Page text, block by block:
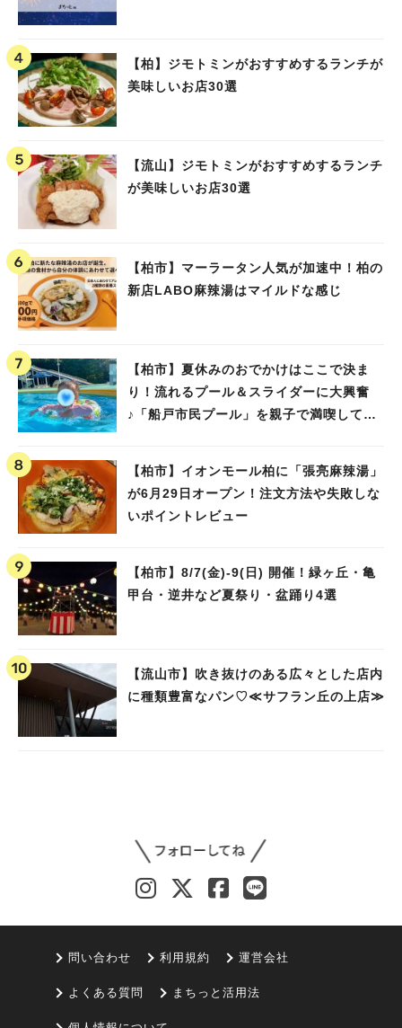
【柏】ジモトミンがおすすめするランチが
美味しいお店30選
【流山】ジモトミンがおすすめするランチ
が美味しいお店30選
【柏市】マーラータン人気が加速中！柏の
新店LABO麻辣湯はマイルドな感じ
【柏市】夏休みのおでかけはここで決ま
り！流れるプール＆スライダーに大興奮
♪「船戸市民プール」を親子で満喫してき
【柏市】イオンモール柏に「張亮麻辣湯」
が6月29日オープン！注文方法や失敗しな
いポイントレビュー
【柏市】8/7(金)‐9(日) 開催！緑ヶ丘・亀
甲台・逆井など夏祭り・盆踊り4選
【流山市】吹き抜けのある広々とした店内
に種類豊富なパン♡≪サフラン丘の上店≫
問い合わせ 利用規約 運営会社
よくある質問 まちっと活用法